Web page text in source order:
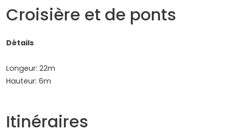
Croisière et de ponts
Détails
Longeur: 22m
Hauteur: 6m
Itinéraires